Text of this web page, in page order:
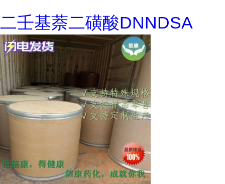
二壬基萘二磺酸DNNDSA